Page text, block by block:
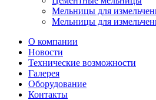
Мельницы для
Мельницы для
О компании
Новости
Технические возможности
Галерея
Оборудование
Контакты